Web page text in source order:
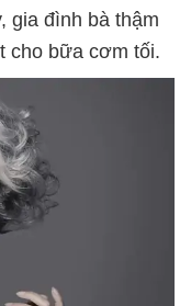
gia đình bà thậm
cho bữa cơm tối.